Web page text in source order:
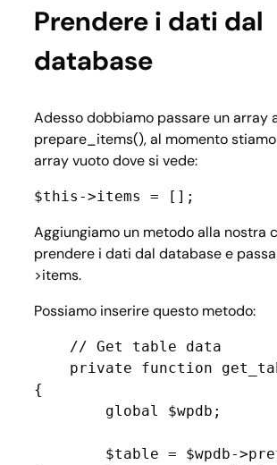
Prendere i dati dal
database
Adesso dobbiamo passare un array
prepare_items(), al momento
array vuoto dove si vede:
$this->items = [];
Aggiungiamo un metodo alla nostra
prendere i dati dal database e
>items.
Possiamo inserire questo metodo:
{